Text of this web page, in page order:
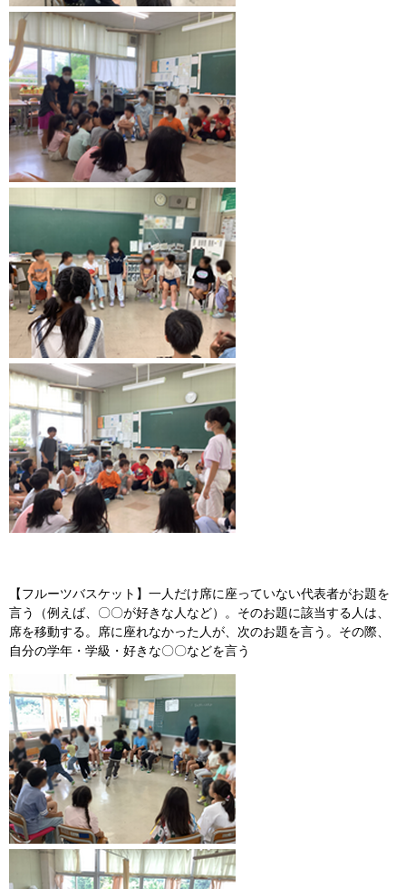
【フルーツバスケット】一人だけ席に座っていない代表者がお題を
言う（例えば、〇〇が好きな人など）。そのお題に該当する人は、
席を移動する。席に座れなかった人が、次のお題を言う。その際、
自分の学年・学級・好きな〇〇などを言う